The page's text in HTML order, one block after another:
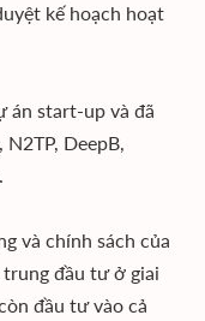
kế hoạch hoạt
án start-up và đã
DeepB,
và chính sách của
đầu tư ở giai
đầu tư vào cả